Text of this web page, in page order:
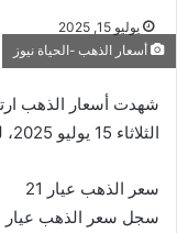
يوليو 15, 2025
أسعار الذهب -الحياة نيوز
شهدت أسعار الذهب
الثلاثاء 15 يوليو 2025، ليسجل عيار 21 نحو 4665 جنيها
سعر الذهب عيار 21